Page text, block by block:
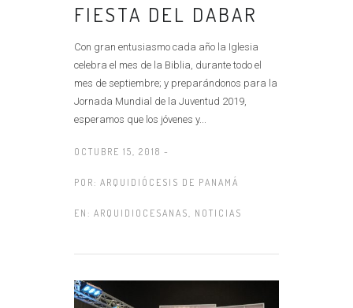
FIESTA DEL DABAR
Con gran entusiasmo cada año la Iglesia
celebra el mes de la Biblia, durante todo el
mes de septiembre; y preparándonos para la
Jornada Mundial de la Juventud 2019,
esperamos que los jóvenes y...
OCTUBRE 15, 2018 -
POR: ARQUIDIÓCESIS DE PANAMÁ
EN: ARQUIDIOCESANAS NOTICIAS